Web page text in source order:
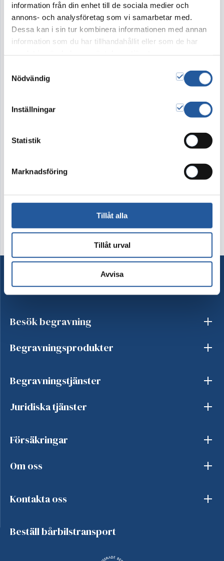
information från din enhet till de sociala medier och
annons- och analysföretag som vi samarbetar med.
Dessa kan i sin tur kombinera informationen med annan
information som du har tillhandahållit eller som de har
Nödvändig
Inställningar
Statistik
Marknadsföring
Tillåt alla
Tillåt urval
Avvisa
hjärta som hämtat från skogen, med skira vita
blommor, omfamnar urnan.
Här visas vår vackra barkurna Moss green,
handmålad av oss på IGNIS Blommor i
miljövänliga färger och helt nedbrytningsbar –
helt enkelt lånad från naturen.
Ordna begravning
Besök begravning
Begravningsprodukter
Begravningstjänster
Juridiska tjänster
Försäkringar
Om oss
Kontakta oss
Beställ bårbilstransport